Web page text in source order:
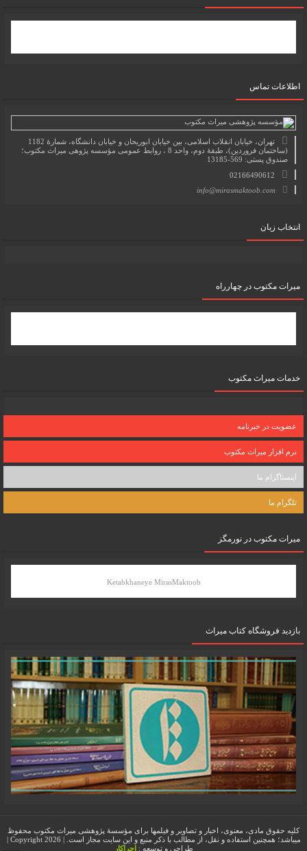
اطلاعات تماس
تهران، خیابان انقلاب اسلامی، بین خیابان ابوریحان و خیابان دانشگاه، شمارۀ 1182
(ساختمان فروردین)، طبقۀ دوم، واحد 8 ، روابط عمومی مؤسسه پژوهی میراث مکتوب؛
صندوق پستی: 569-13185
02166490612
info@mirasmaktoob.com
انتخاب زبان
میرات مکتوب در چهارراه
خدمات میراث مکتوب
عضویت در خبرنامه
نرم افزار میراث مکتوب
اینستاگرام ما
تلگرام ما
میرات مکتوب در نورمگز
Ketabkhaneye MirasMaktoob
بازدید فروشگاه کتاب میراث
کلیه حقوق مادی، معنوی، اخبار و تصاویر و فیلمها برای مؤسسۀ پژوهشی میراث مکتوب محفوظ
میباشد؛ همچنین استفاده و نقل، از مطالب با ذکر منبع و این سایت مجاز است. | Copyright 2026 |
طراحی و توسعه : اجراکار